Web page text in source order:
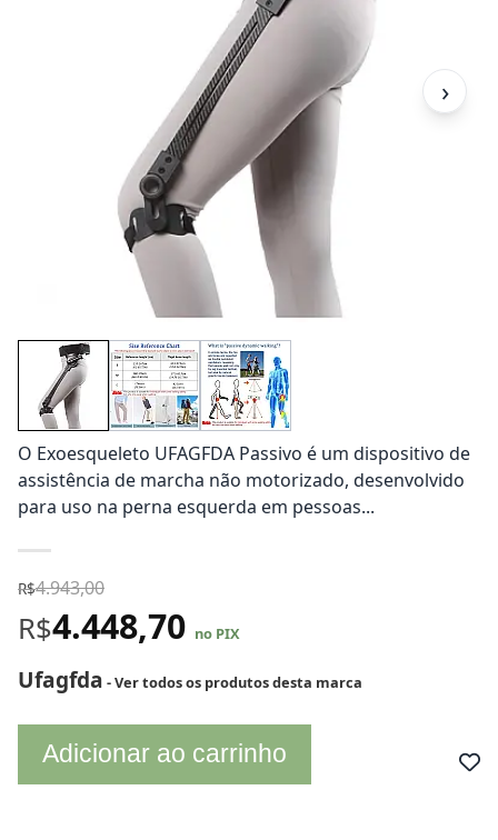
›
O Exoesqueleto UFAGFDA Passivo é um dispositivo de
assistência de marcha não motorizado, desenvolvido
para uso na perna esquerda em pessoas...
R$4.943,00
R$4.448,70 no PIX
Ufagfda - Ver todos os produtos desta marca
Adicionar ao carrinho